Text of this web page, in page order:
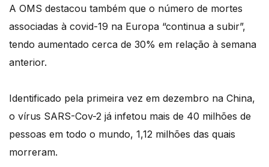
A OMS destacou também que o número de mortes
associadas à covid-19 na Europa “continua a subir”,
tendo aumentado cerca de 30% em relação à semana
anterior.
Identificado pela primeira vez em dezembro na China,
o vírus SARS-Cov-2 já infetou mais de 40 milhões de
pessoas em todo o mundo, 1,12 milhões das quais
morreram.